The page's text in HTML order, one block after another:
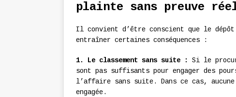
plainte sans preuve
Il convient d’être conscient que le
entraîner certaines conséquences :
1. Le classement sans suite :
Si le
sont pas suffisants pour engager des
l’affaire sans suite. Dans ce cas,
engagée.